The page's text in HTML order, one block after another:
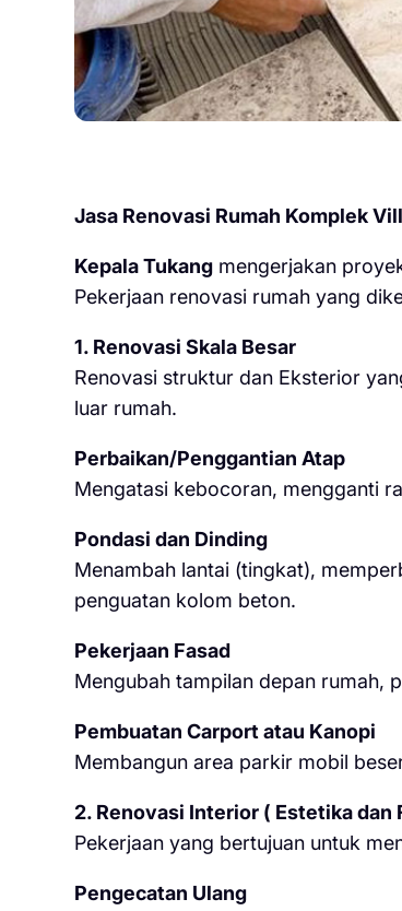
Jasa Renovasi Rumah Komplek
Kepala Tukangmengerjakan
Pekerjaan renovasi rumah yang
1. Renovasi Skala Besar
Renovasi struktur dan Eksterior
luar rumah.
Perbaikan/Penggantian Atap
Mengatasi kebocoran, mengganti
Pondasi dan Dinding
Menambah lantai (tingkat),
penguatan kolom beton.
Pekerjaan Fasad
Mengubah tampilan depan rumah,
Pembuatan Carport atau Kanopi
Membangun area parkir mobil
2. Renovasi Interior ( Estetika dan
Pekerjaan yang bertujuan untuk
Pengecatan Ulang